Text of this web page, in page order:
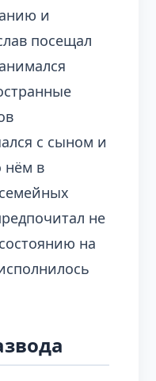
и
посещал
с сыном и
нём в
не
на